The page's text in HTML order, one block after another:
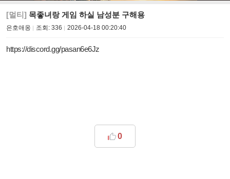
[멀티] 목좋녀랑 게임 하실 남성분 구해용
은호애옹 조회: 336 2026-04-18 00:20:40
https://discord.gg/pasan6e6Jz
0